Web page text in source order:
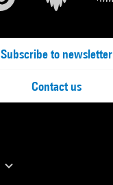
Subscribe to newsletter
Contact us